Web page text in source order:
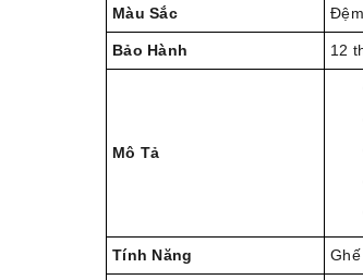
Màu Sắc
Bảo Hành 12
Mô Tả
Tính Năng